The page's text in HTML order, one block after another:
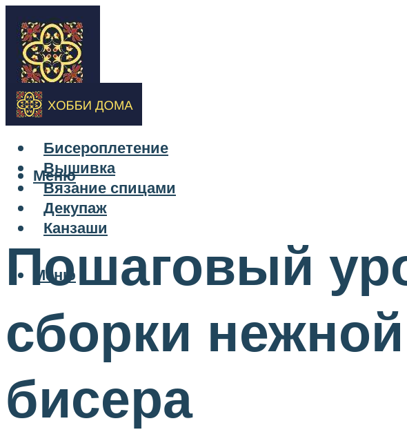
Бисероплетение
Вышивка
Вязание спицами
Декупаж
Канзаши
Меню
Меню
Пошаговый
сборки
бисера